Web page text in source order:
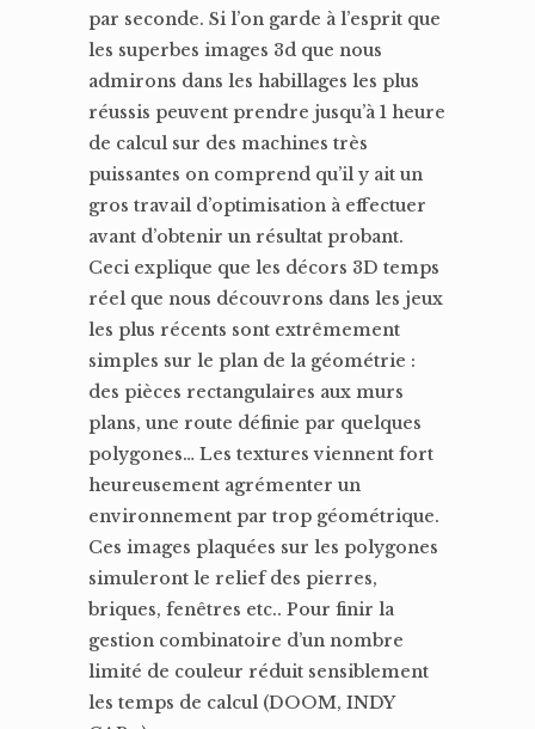
par seconde. Si l’on garde à l’esprit que
les superbes images 3d que nous
admirons dans les habillages les plus
réussis peuvent prendre jusqu’à 1 heure
de calcul sur des machines très
puissantes on comprend qu’il y ait un
gros travail d’optimisation à effectuer
avant d’obtenir un résultat probant.
Ceci explique que les décors 3D temps
réel que nous découvrons dans les jeux
les plus récents sont extrêmement
simples sur le plan de la géométrie :
des pièces rectangulaires aux murs
plans, une route définie par quelques
polygones… Les textures viennent fort
heureusement agrémenter un
environnement par trop géométrique.
Ces images plaquées sur les polygones
simuleront le relief des pierres,
briques, fenêtres etc.. Pour finir la
gestion combinatoire d’un nombre
limité de couleur réduit sensiblement
les temps de calcul (DOOM, INDY